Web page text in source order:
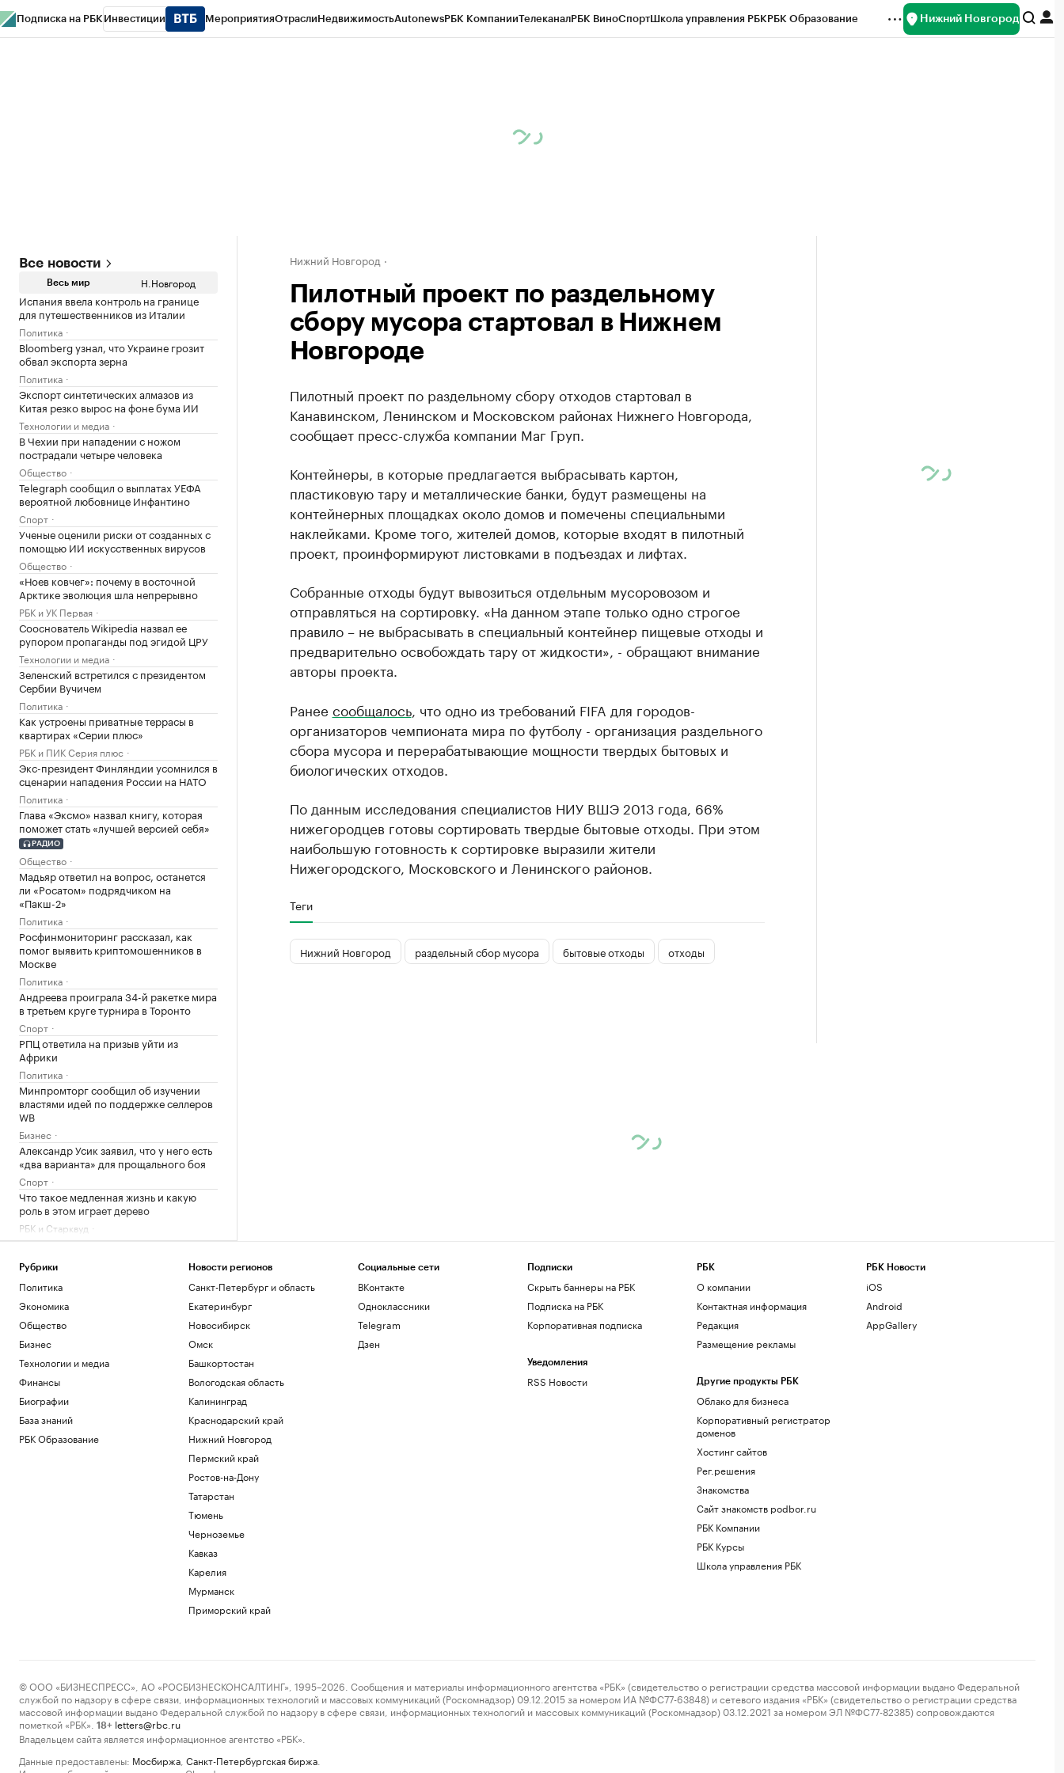
Подписка на РБК Инвестиции МероприятияОтраслиНедвижимостьAutonewsРБК КомпанииТелеканалРБК ВиноСпортШкола управления РБКРБК Образование Нижний Новгород
Все новости
Весь мир Н.Новгород
Испания ввела контроль на границе
для путешественников из Италии
Политика
Bloomberg узнал, что Украине грозит
обвал экспорта зерна
Политика
Экспорт синтетических алмазов из
Китая резко вырос на фоне бума ИИ
Технологии и медиа
В Чехии при нападении с ножом
пострадали четыре человека
Общество
Telegraph сообщил о выплатах УЕФА
вероятной любовнице Инфантино
Спорт
Ученые оценили риски от созданных с
помощью ИИ искусственных вирусов
Общество
«Ноев ковчег»: почему в восточной
Арктике эволюция шла непрерывно
РБК и УК Первая
Сооснователь Wikipedia назвал ее
рупором пропаганды под эгидой ЦРУ
Технологии и медиа
Зеленский встретился с президентом
Сербии Вучичем
Политика
Как устроены приватные террасы в
квартирах «Серии плюс»
РБК и ПИК Серия плюс
Экс-президент Финляндии усомнился в
сценарии нападения России на НАТО
Политика
Глава «Эксмо» назвал книгу, которая
поможет стать «лучшей версией себя»
РАДИО
Общество
Мадьяр ответил на вопрос, останется
ли «Росатом» подрядчиком на
«Пакш-2»
Политика
Росфинмониторинг рассказал, как
помог выявить криптомошенников в
Москве
Политика
Андреева проиграла 34-й ракетке мира
в третьем круге турнира в Торонто
Спорт
РПЦ ответила на призыв уйти из
Африки
Политика
Минпромторг сообщил об изучении
властями идей по поддержке селлеров
WB
Бизнес
Александр Усик заявил, что у него есть
«два варианта» для прощального боя
Спорт
Что такое медленная жизнь и какую
роль в этом играет дерево
РБК и Старквуд
Метеоролог рассказала о погоде в
Общество
Нижний Новгород
Пилотный проект по раздельному
сбору мусора стартовал в Нижнем
Новгороде
Пилотный проект по раздельному сбору отходов стартовал в
Канавинском, Ленинском и Московском районах Нижнего Новгорода,
сообщает пресс-служба компании Маг Груп.
Контейнеры, в которые предлагается выбрасывать картон,
пластиковую тару и металлические банки, будут размещены на
контейнерных площадках около домов и помечены специальными
наклейками. Кроме того, жителей домов, которые входят в пилотный
проект, проинформируют листовками в подъездах и лифтах.
Собранные отходы будут вывозиться отдельным мусоровозом и
отправляться на сортировку. «На данном этапе только одно строгое
правило – не выбрасывать в специальный контейнер пищевые отходы и
предварительно освобождать тару от жидкости», - обращают внимание
авторы проекта.
Ранее сообщалось, что одно из требований FIFA для городов-
организаторов чемпионата мира по футболу - организация раздельного
сбора мусора и перерабатывающие мощности твердых бытовых и
биологических отходов.
По данным исследования специалистов НИУ ВШЭ 2013 года, 66%
нижегородцев готовы сортировать твердые бытовые отходы. При этом
наибольшую готовность к сортировке выразили жители
Нижегородского, Московского и Ленинского районов.
Теги
Нижний Новгород раздельный сбор мусора бытовые отходы отходы
Рубрики
Политика
Экономика
Общество
Бизнес
Технологии и медиа
Финансы
Биографии
База знаний
РБК Образование
Новости регионов
Санкт-Петербург и область
Екатеринбург
Новосибирск
Омск
Башкортостан
Вологодская область
Калининград
Краснодарский край
Нижний Новгород
Пермский край
Ростов-на-Дону
Татарстан
Тюмень
Черноземье
Кавказ
Карелия
Мурманск
Приморский край
Социальные сети
ВКонтакте
Одноклассники
Telegram
Дзен
Подписки
Скрыть баннеры на РБК
Подписка на РБК
Корпоративная подписка
Уведомления
RSS Новости
РБК
О компании
Контактная информация
Редакция
Размещение рекламы
Другие продукты РБК
Облако для бизнеса
Корпоративный регистратор
доменов
Хостинг сайтов
Рег.решения
Знакомства
Сайт знакомств podbor.ru
РБК Компании
РБК Курсы
Школа управления РБК
РБК Новости
iOS
Android
AppGallery
© ООО «БИЗНЕСПРЕСС», АО «РОСБИЗНЕСКОНСАЛТИНГ», 1995–2026. Сообщения и материалы информационного агентства «РБК» (свидетельство о регистрации средства массовой информации выдано Федеральной
службой по надзору в сфере связи, информационных технологий и массовых коммуникаций (Роскомнадзор) 09.12.2015 за номером ИА №ФС77-63848) и сетевого издания «РБК» (свидетельство о регистрации средства
массовой информации выдано Федеральной службой по надзору в сфере связи, информационных технологий и массовых коммуникаций (Роскомнадзор) 03.12.2021 за номером ЭЛ №ФС77-82385) сопровождаются
пометкой «РБК».
18+ letters@rbc.ru
Владельцем сайта является информационное агентство «РБК».
Данные предоставлены: Мосбиржа Санкт-Петербургская биржа